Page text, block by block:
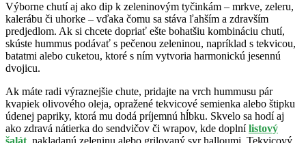
Výborne chutí aj ako dip k zeleninovým tyčinkám – mrkve, zeleru,
kalerábu či uhorke – vďaka čomu sa stáva ľahším a zdravším
predjedlom. Ak si chcete dopriať ešte bohatšiu kombináciu chutí,
skúste hummus podávať s pečenou zeleninou, napríklad s tekvicou,
batatmi alebo cuketou, ktoré s ním vytvoria harmonickú jesennú
dvojicu.
Ak máte radi výraznejšie chute, pridajte na vrch hummusu pár
kvapiek olivového oleja, opražené tekvicové semienka alebo štipku
údenej papriky, ktorá mu dodá príjemnú hĺbku. Skvelo sa hodí aj
ako zdravá nátierka do sendvičov či wrapov, kde doplnílistový